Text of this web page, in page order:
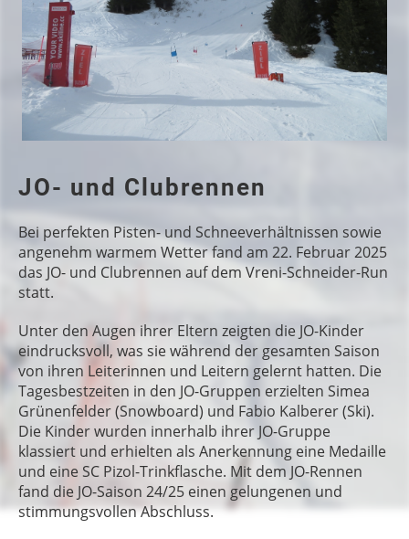
JO- und Clubrennen
Bei perfekten Pisten- und Schneeverhältnissen sowie
angenehm warmem Wetter fand am 22. Februar 2025
das JO- und Clubrennen auf dem Vreni-Schneider-Run
statt.
Unter den Augen ihrer Eltern zeigten die JO-Kinder
eindrucksvoll, was sie während der gesamten Saison
von ihren Leiterinnen und Leitern gelernt hatten. Die
Tagesbestzeiten in den JO-Gruppen erzielten Simea
Grünenfelder (Snowboard) und Fabio Kalberer (Ski).
Die Kinder wurden innerhalb ihrer JO-Gruppe
klassiert und erhielten als Anerkennung eine Medaille
und eine SC Pizol-Trinkflasche. Mit dem JO-Rennen
fand die JO-Saison 24/25 einen gelungenen und
stimmungsvollen Abschluss.